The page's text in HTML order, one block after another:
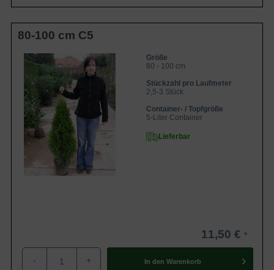
80-100 cm C5
Größe
80 - 100 cm
Stückzahl pro Laufmeter
2,5-3 Stück
Container- / Topfgröße
5-Liter Container
Lieferbar
11,50 €
- + In den Warenkorb